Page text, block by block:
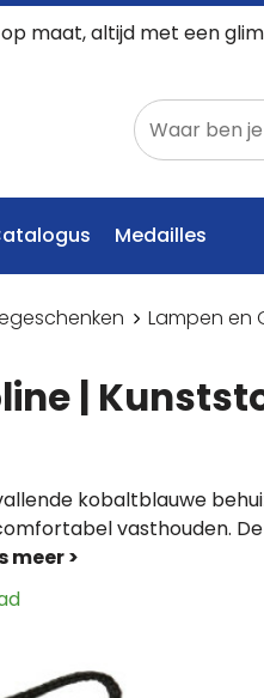
maat, altijd met een
Medailles
Lampen en
|
kobaltblauwe
vasthouden.